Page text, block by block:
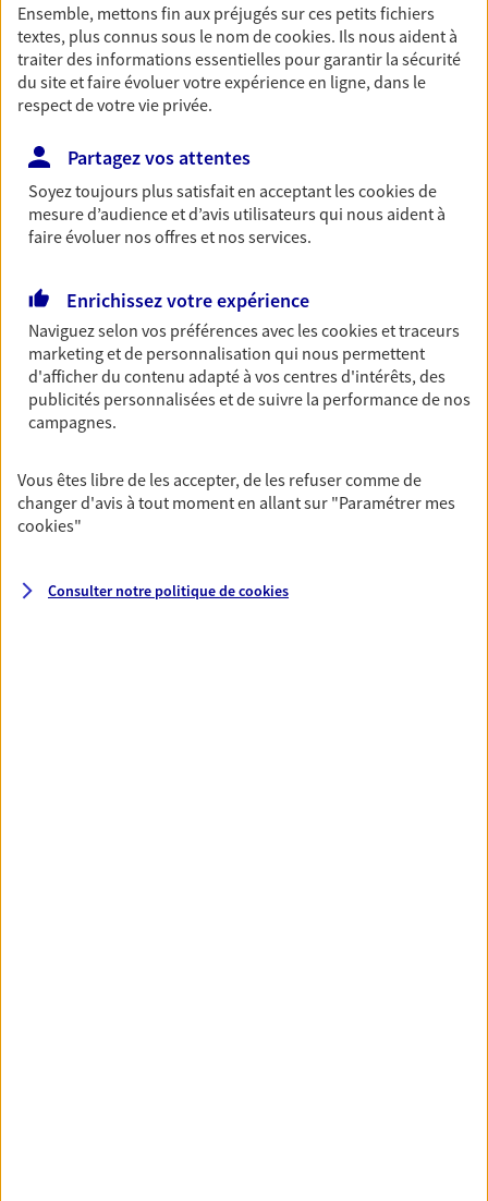
Elias Moubarak
Agent général d'assurance exclusif AXA
Bat 3 - Espace Lumiere 57 Boulevard De La
Republique, 78400 Chatou
Horaires :Fermé
Ouvre demain à 09:00
06 64 38 01 36
NOUS CONTACTER
VOIR NOTRE SITE WEB
Conseiller AXA Epargne et Protection
Ensemble, mettons fin aux préjugés sur ces petits fichiers
textes, plus connus sous le nom decookies. Ils nous aident à
traiter des informations essentielles pour garantir la sécurité
du site et faire évoluer votre expérience en ligne, dans le
respect de votre vie privée.
Partagez vos attentes
Soyez toujours plus satisfait en acceptant lescookiesde
mesure d’audience et d’avis utilisateurs qui nous aident à
faire évoluer nos offres et nos services.
Enrichissez votre expérience
Naviguez selon vos préférences avec lescookies et traceurs
marketing et de personnalisation qui nous permettent
d'afficher du contenu adapté à vos centres d'intérêts, des
publicités personnalisées et de suivre la performance de nos
campagnes.
Vous êtes libre de les accepter, de les refuser comme de
changer d'avis à tout moment en allant sur "Paramétrer mes
cookies"
Consulter notre politique decookies